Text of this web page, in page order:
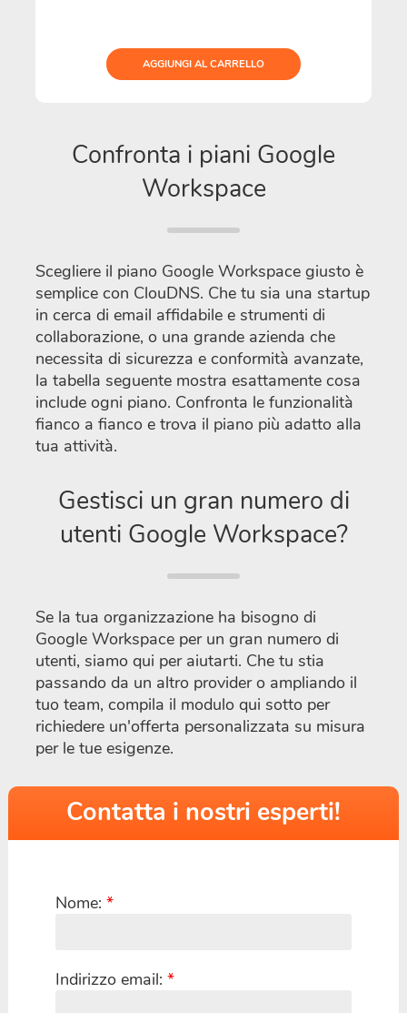
AGGIUNGI AL CARRELLO
Confronta i piani Google
Workspace
Scegliere il piano Google Workspace giusto è
semplice con ClouDNS. Che tu sia una startup
in cerca di email affidabile e strumenti di
collaborazione, o una grande azienda che
necessita di sicurezza e conformità avanzate,
la tabella seguente mostra esattamente cosa
include ogni piano. Confronta le funzionalità
fianco a fianco e trova il piano più adatto alla
tua attività.
Gestisci un gran numero di
utenti Google Workspace?
Se la tua organizzazione ha bisogno di
Google Workspace per un gran numero di
utenti, siamo qui per aiutarti. Che tu stia
passando da un altro provider o ampliando il
tuo team, compila il modulo qui sotto per
richiedere un'offerta personalizzata su misura
per le tue esigenze.
Contatta i nostri esperti!
Nome: *
Indirizzo email: *